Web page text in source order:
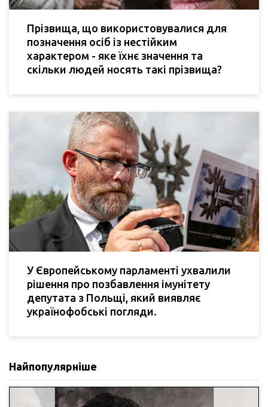
Прізвища, що використовувалися для
позначення осіб із нестійким
характером - яке їхнє значення та
скільки людей носять такі прізвища?
У Європейському парламенті ухвалили
рішення про позбавлення імунітету
депутата з Польщі, який виявляє
українофобські погляди.
Найпопулярніше